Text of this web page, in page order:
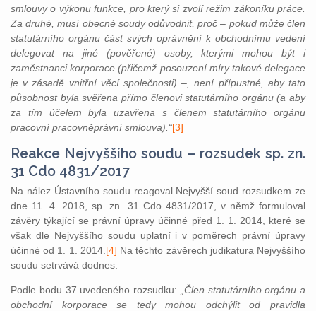
smlouvy o výkonu funkce, pro který si zvolí režim zákoníku práce.
Za druhé, musí obecné soudy odůvodnit, proč – pokud může člen
statutárního orgánu část svých oprávnění k obchodnímu vedení
delegovat na jiné (pověřené) osoby, kterými mohou být i
zaměstnanci korporace (přičemž posouzení míry takové delegace
je v zásadě vnitřní věcí společnosti) –, není přípustné, aby tato
působnost byla svěřena přímo členovi statutárního orgánu (a aby
za tím účelem byla uzavřena s členem statutárního orgánu
pracovní pracovněprávní smlouva).“[3]
Reakce Nejvyššího soudu – rozsudek sp. zn.
31 Cdo 4831/2017
Na nález Ústavního soudu reagoval Nejvyšší soud rozsudkem ze
dne 11. 4. 2018, sp. zn. 31 Cdo 4831/2017, v němž formuloval
závěry týkající se právní úpravy účinné před 1. 1. 2014, které se
však dle Nejvyššího soudu uplatní i v poměrech právní úpravy
účinné od 1. 1. 2014. [4] Na těchto závěrech judikatura Nejvyššího
soudu setrvává dodnes.
Podle bodu 37 uvedeného rozsudku:
„Člen statutárního orgánu a
obchodní korporace se tedy mohou odchýlit od pravidla